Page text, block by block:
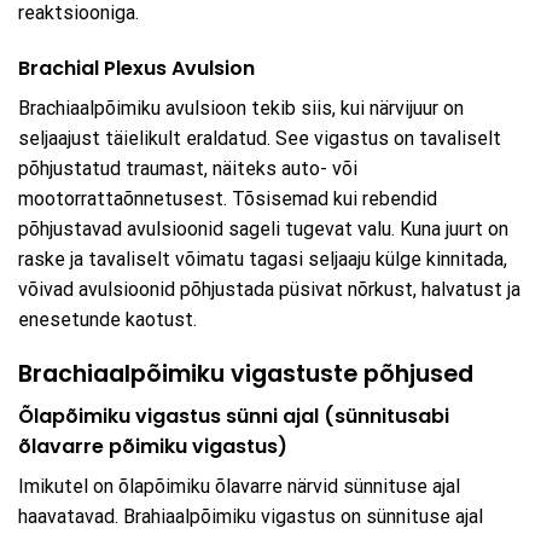
reaktsiooniga.
Brachial Plexus Avulsion
Brachiaalpõimiku avulsioon tekib siis, kui närvijuur on
seljaajust täielikult eraldatud. See vigastus on tavaliselt
põhjustatud traumast, näiteks auto- või
mootorrattaõnnetusest. Tõsisemad kui rebendid
põhjustavad avulsioonid sageli tugevat valu. Kuna juurt on
raske ja tavaliselt võimatu tagasi seljaaju külge kinnitada,
võivad avulsioonid põhjustada püsivat nõrkust, halvatust ja
enesetunde kaotust.
Brachiaalpõimiku vigastuste põhjused
Õlapõimiku vigastus sünni ajal (sünnitusabi
õlavarre põimiku vigastus)
Imikutel on õlapõimiku õlavarre närvid sünnituse ajal
haavatavad. Brahiaalpõimiku vigastus on sünnituse ajal